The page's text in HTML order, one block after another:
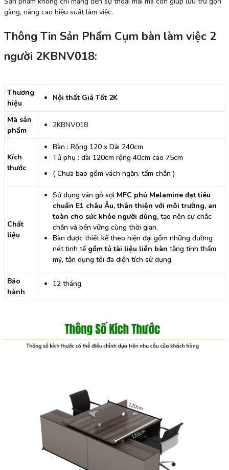
gàng, nâng cao hiệu suất làm việc.
Thông Tin Sản Phẩm Cụm bàn làm việc 2
người 2KBNV018:
Thương
hiệu
Nội thất Giá Tốt 2K
Mã sản
phẩm
2KBNV018
Kích
thước
Bàn : Rộng 120 x Dài 240cm
Tủ phụ : dài 120cm rộng 40cm cao 75cm
( Chưa bao gồm vách ngăn, tấm chắn )
Chất
liệu
Sử dụng ván gỗ sợi MFC phủ Melamine đạt tiêu
chuẩn E1 châu Âu, thân thiện với môi trường, an
toàn cho sức khỏe người dùng,tạo nên sự chắc
chắn và bền vững cùng thời gian.
Bàn được thiết kế theo hiện đại gồm những đường
nét tinh tế gồm tủ tài liệu liền bàn tăng tính thẩm
mỹ, tận dụng tối đa diện tích sử dụng.
Bảo
hành
12 tháng